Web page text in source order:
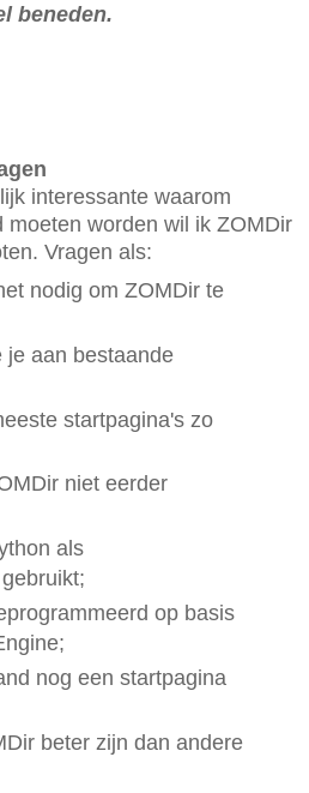
beneden.
interessante waarom
moeten worden wil ik ZOMDir
Vragen als:
nodig om ZOMDir te
je aan bestaande
startpagina's zo
niet eerder
als
op basis
nog een startpagina
beter zijn dan andere